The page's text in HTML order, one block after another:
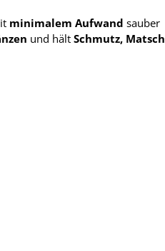
minimalem Aufwand sauber
und hältSchmutz, Matsch